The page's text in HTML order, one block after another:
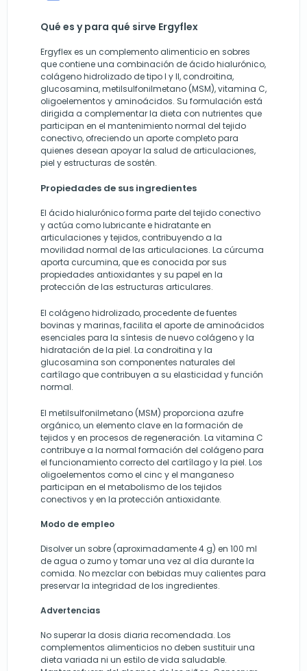
Qué es y para qué sirve Ergyflex
Ergyflex es un complemento alimenticio en sobres
que contiene una combinación de ácido hialurónico,
colágeno hidrolizado de tipo I y II, condroitina,
glucosamina, metilsulfonilmetano (MSM), vitamina C,
oligoelementos y aminoácidos. Su formulación está
dirigida a complementar la dieta con nutrientes que
participan en el mantenimiento normal del tejido
conectivo, ofreciendo un aporte completo para
quienes desean apoyar la salud de articulaciones,
piel y estructuras de sostén.
Propiedades de sus ingredientes
El ácido hialurónico forma parte del tejido conectivo
y actúa como lubricante e hidratante en
articulaciones y tejidos, contribuyendo a la
movilidad normal de las articulaciones. La cúrcuma
aporta curcumina, que es conocida por sus
propiedades antioxidantes y su papel en la
protección de las estructuras articulares.
El colágeno hidrolizado, procedente de fuentes
bovinas y marinas, facilita el aporte de aminoácidos
esenciales para la síntesis de nuevo colágeno y la
hidratación de la piel. La condroitina y la
glucosamina son componentes naturales del
cartílago que contribuyen a su elasticidad y función
normal.
El metilsulfonilmetano (MSM) proporciona azufre
orgánico, un elemento clave en la formación de
tejidos y en procesos de regeneración. La vitamina C
contribuye a la normal formación del colágeno para
el funcionamiento correcto del cartílago y la piel. Los
oligoelementos como el cinc y el manganeso
participan en el metabolismo de los tejidos
conectivos y en la protección antioxidante.
Modo de empleo
Disolver un sobre (aproximadamente 4 g) en 100 ml
de agua o zumo y tomar una vez al día durante la
comida. No mezclar con bebidas muy calientes para
preservar la integridad de los ingredientes.
Advertencias
No superar la dosis diaria recomendada. Los
complementos alimenticios no deben sustituir una
dieta variada ni un estilo de vida saludable.